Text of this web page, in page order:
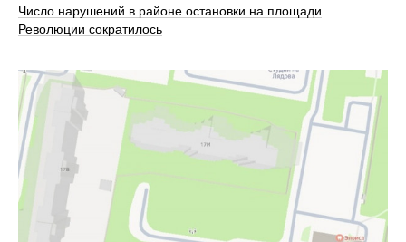
Число нарушений в районе остановки на площади
Революции сократилось